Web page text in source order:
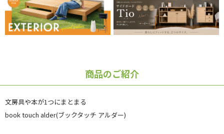
商品のご紹介
文房具や本が1つにまとまる
book touch alder(ブックタッチ アルダー)